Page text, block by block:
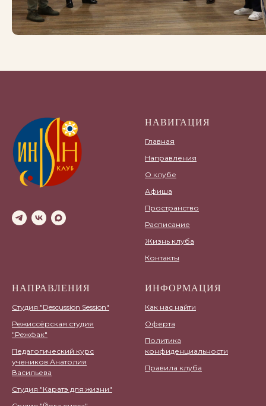
НАВИГАЦИЯ
Главная
Направления
О клубе
Афиша
Пространство
Расписание
Жизнь клуба
Контакты
НАПРАВЛЕНИЯ
Студия "Descussion Session"
Режиссёрская студия
"Режфак"
Педагогический курс
учеников Анатолия
Васильева
Студия "Каратэ для жизни"
ИНФОРМАЦИЯ
Как нас найти
Оферта
Политика
конфиденциальности
Правила клуба